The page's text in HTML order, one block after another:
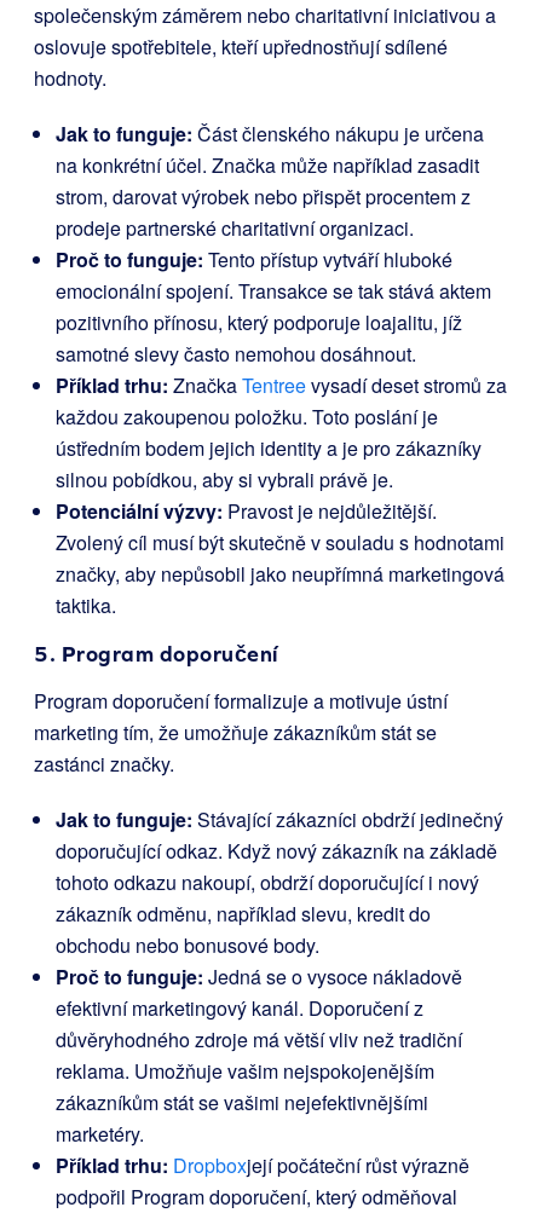
společenským záměrem nebo charitativní iniciativou a
oslovuje spotřebitele, kteří upřednostňují sdílené
hodnoty.
Jak to funguje: Část členského nákupu je určena
na konkrétní účel. Značka může například zasadit
strom, darovat výrobek nebo přispět procentem z
prodeje partnerské charitativní organizaci.
Proč to funguje: Tento přístup vytváří hluboké
emocionální spojení. Transakce se tak stává aktem
pozitivního přínosu, který podporuje loajalitu, jíž
samotné slevy často nemohou dosáhnout.
Příklad trhu: ZnačkaTentreevysadí deset stromů za
každou zakoupenou položku. Toto poslání je
ústředním bodem jejich identity a je pro zákazníky
silnou pobídkou, aby si vybrali právě je.
Potenciální výzvy: Pravost je nejdůležitější.
Zvolený cíl musí být skutečně v souladu s hodnotami
značky, aby nepůsobil jako neupřímná marketingová
taktika.
5. Program doporučení
Program doporučení formalizuje a motivuje ústní
marketing tím, že umožňuje zákazníkům stát se
zastánci značky.
Jak to funguje: Stávající zákazníci obdrží jedinečný
doporučující odkaz. Když nový zákazník na základě
tohoto odkazu nakoupí, obdrží doporučující i nový
zákazník odměnu, například slevu, kredit do
obchodu nebo bonusové body.
Proč to funguje: Jedná se o vysoce nákladově
efektivní marketingový kanál. Doporučení z
důvěryhodného zdroje má větší vliv než tradiční
reklama. Umožňuje vašim nejspokojenějším
zákazníkům stát se vašimi nejefektivnějšími
marketéry.
Příklad trhu: Dropboxjejí počáteční růst výrazně
podpořil Program doporučení, který odměňoval